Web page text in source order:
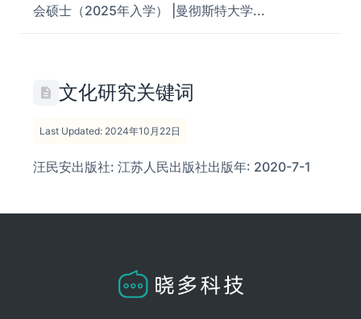
会硕士（2025年入学） |曼彻斯特大学...
文化研究关键词
Last Updated: 2024年10月22日
汪民安出版社: 江苏人民出版社出版年: 2020-7-1